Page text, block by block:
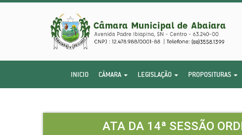
INICIO CÂMARA LEGISLAÇÃO PROPOSITURAS
ATA DA 14ª SESSÃO